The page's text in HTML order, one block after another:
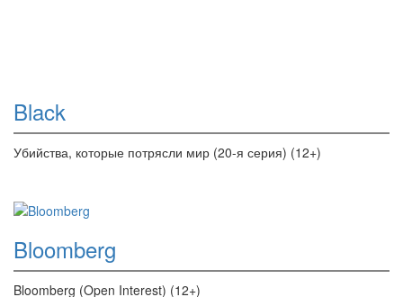
Black
Убийства, которые потрясли мир (20-я серия) (12+)
Bloomberg
Bloomberg (Open Interest) (12+)